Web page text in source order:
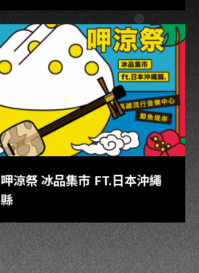
呷涼祭 冰品集市 FT.日本沖繩
縣